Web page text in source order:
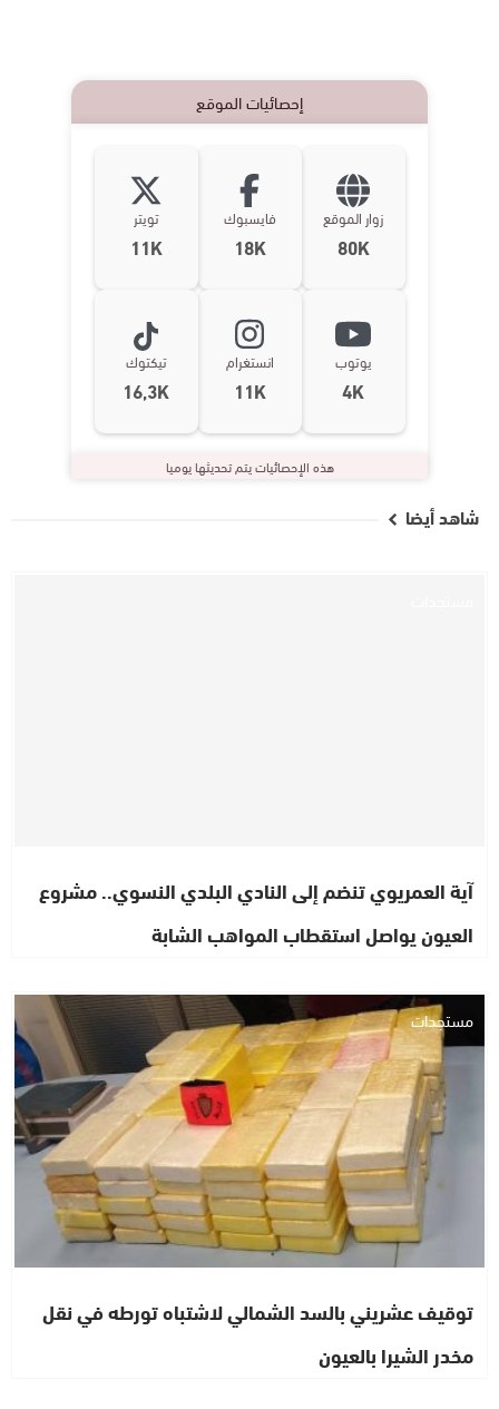
إحصائيات الموقع
زوار الموقع
80K
فايسبوك
18K
تويتر
11K
يوتوب
4K
انستغرام
11K
تيكتوك
16,3K
هذه الإحصائيات يتم تحديثها يوميا
شاهد أيضا
آية العمريوي تنضم إلى النادي البلدي النسوي.. مشروع
العيون يواصل استقطاب المواهب الشابة
مستجدات
توقيف عشريني بالسد الشمالي لاشتباه تورطه في نقل
مخدر الشيرا بالعيون